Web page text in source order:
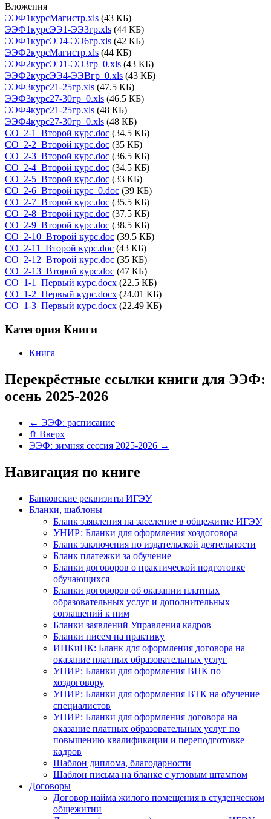
Вложения
ЭЭФ1курсМагистр.xls (43 КБ)
ЭЭФ1курсЭЭ1-ЭЭ3гр.xls (44 КБ)
ЭЭФ1курсЭЭ4-ЭЭ6гр.xls (42 КБ)
ЭЭФ2курсМагистр.xls (44 КБ)
ЭЭФ2курсЭЭ1-ЭЭ3гр_0.xls (43 КБ)
ЭЭФ2курсЭЭ4-ЭЭВгр_0.xls (43 КБ)
ЭЭФ3курс21-25гр.xls (47.5 КБ)
ЭЭФ3курс27-30гр_0.xls (46.5 КБ)
ЭЭФ4курс21-25гр.xls (48 КБ)
ЭЭФ4курс27-30гр_0.xls (48 КБ)
СО_2-1_Второй курс.doc (34.5 КБ)
СО_2-2_Второй курс.doc (35 КБ)
СО_2-3_Второй курс.doc (36.5 КБ)
СО_2-4_Второй курс.doc (34.5 КБ)
СО_2-5_Второй курс.doc (33 КБ)
СО_2-6_Второй курс_0.doc (39 КБ)
СО_2-7_Второй курс.doc (35.5 КБ)
СО_2-8_Второй курс.doc (37.5 КБ)
СО_2-9_Второй курс.doc (38.5 КБ)
СО_2-10_Второй курс.doc (39.5 КБ)
СО_2-11_Второй курс.doc (43 КБ)
СО_2-12_Второй курс.doc (35 КБ)
СО_2-13_Второй курс.doc (47 КБ)
СО_1-1_Первый курс.docx (22.5 КБ)
СО_1-2_Первый курс.docx (24.01 КБ)
СО_1-3_Первый курс.docx (22.49 КБ)
Категория Книги
Книга
Перекрёстные ссылки книги для ЭЭФ:
осень 2025-2026
← ЭЭФ: расписание
⤊ Вверх
ЭЭФ: зимняя сессия 2025-2026 →
Навигация по книге
Банковские реквизиты ИГЭУ
Бланки, шаблоны
Бланк заявления на заселение в общежитие ИГЭУ
УНИР: Бланки для оформления хоздоговора
Бланк заключения по издательской деятельности
Бланк платежки за обучение
Бланки договоров о практической подготовке
обучающихся
Бланки договоров об оказании платных
образовательных услуг и дополнительных
соглашений к ним
Бланки заявлений Управления кадров
Бланки писем на практику
ИПКиПК: Бланк для оформления договора на
оказание платных образовательных услуг
УНИР: Бланки для оформления ВНК по
хоздоговору
УНИР: Бланки для оформления ВТК на обучение
специалистов
УНИР: Бланки для оформления договора на
оказание платных образовательных услуг по
повышению квалификации и переподготовке
кадров
Шаблон диплома, благодарности
Шаблон письма на бланке с угловым штампом
Договоры
Договор найма жилого помещения в студенческом
общежитии